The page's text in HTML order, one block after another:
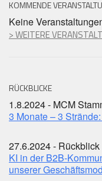
KOMMENDE
Keine
> WEITERE
RÜCKBLICKE
1.8.2024 - MCM
3 Monate – 3
27.6.2024 - Rückblick
KI in der B2B-
unserer